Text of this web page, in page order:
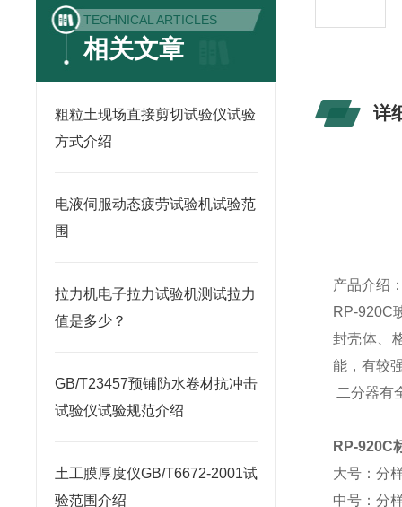
TECHNICAL ARTICLES
相关文章
粗粒土现场直接剪切试验仪试验
方式介绍
电液伺服动态疲劳试验机试验范
围
拉力机电子拉力试验机测试拉力
值是多少？
GB/T23457预铺防水卷材抗冲击
试验仪试验规范介绍
土工膜厚度仪GB/T6672-2001试
验范围介绍
详
产品介绍
RP-920C
封壳体、
能，有较
二分器有
RP-920C
大号：分
中号：分